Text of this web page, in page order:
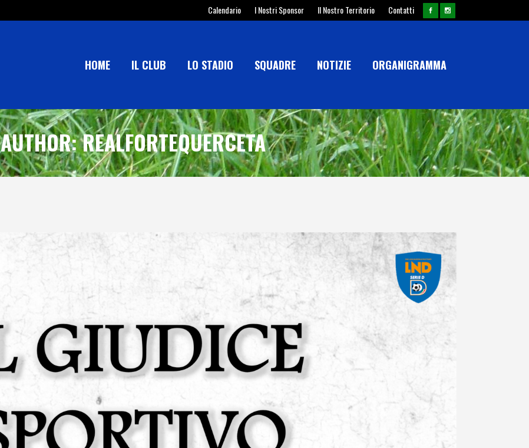
Calendario I Nostri Sponsor Il Nostro Territorio Contatti
HOME IL CLUB LO STADIO SQUADRE NOTIZIE ORGANIGRAMMA
AUTHOR: REALFORTEQUERCETA